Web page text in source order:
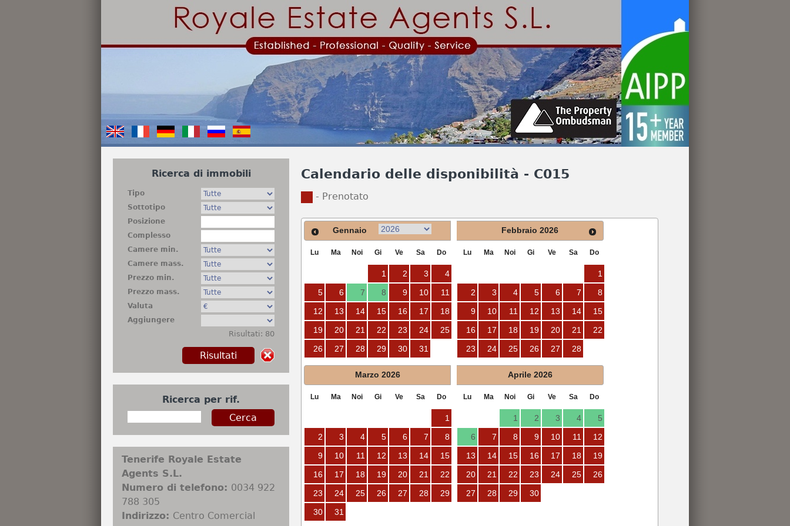
Jump to navigation
Ricerca di immobili
Tipo
Sottotipo
Posizione
Complesso
Camere min.
Camere mass.
Prezzo min.
Prezzo mass.
Valuta
Aggiungere
Risultati: 80
Ricerca per rif.
Tenerife Royale Estate
Agents S.L.
Numero di telefono: 0034 922
788 305
Indirizzo: Centro Comercial
Calendario delle disponibilità - C015
- Prenotato
Gennaio
Lu Ma Noi Gi Ve Sa Do
1 2 3
4
5
6 7 8 9 10
11
12
13 14 15 16 17
18
19
20 21 22 23 24
25
26
27 28 29 30 31
Febbraio 2026
Lu Ma Noi Gi Ve Sa Do
1
2
3 4 5 6 7
8
9
10 11 12 13 14
15
16
17 18 19 20 21
22
23
24 25 26 27 28
Marzo 2026
Lu Ma Noi Gi Ve Sa Do
1
2
3 4 5 6 7
8
9
10 11 12 13 14
15
16
17 18 19 20 21
22
23
24 25 26 27 28
29
30
31
Aprile 2026
Lu Ma Noi Gi Ve Sa Do
1 2 3 4
5
6
7 8 9 10 11
12
13
14 15 16 17 18
19
20
21 22 23 24 25
26
27
28 29 30